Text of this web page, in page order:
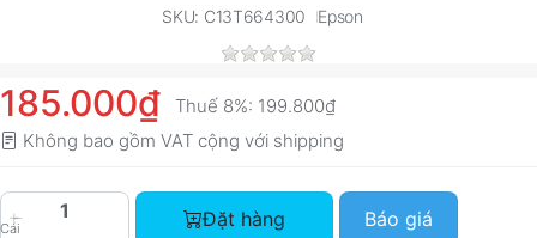
SKU: C13T664300 Epson
185.000₫ Thuế 8%: 199.800₫
Không bao gồm VAT cộng với shipping
Cái
Mực in Epson T6643 Magenta Ink Bottle
Đặt hàng Báo giá